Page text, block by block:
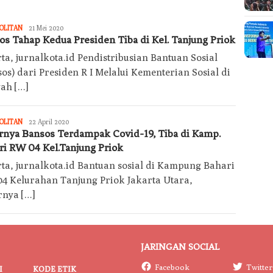
Redaksi
Jurnal
Kota
Today
21 Mei 2020
Tahap Kedua Presiden Tiba di Kel. Tanjung Priok
jurnalkota.id Pendistribusian Bantuan Sosial
dari Presiden R I Melalui Kementerian Sosial di
[…]
Redaksi
Jurnal
Today
22 April 2020
Bansos Terdampak Covid-19, Tiba di Kamp.
RW 04 Kel.Tanjung Priok
jurnalkota.id Bantuan sosial di Kampung Bahari
Kelurahan Tanjung Priok Jakarta Utara,
[…]
KODE ETIK
JARINGAN SOCIAL
Facebook Twitter